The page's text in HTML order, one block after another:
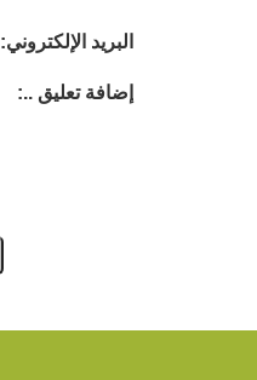
البريد الإلكتروني:
إضافة تعليق ..: